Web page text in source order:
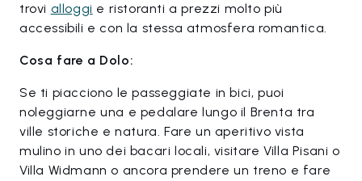
trovi alloggi e ristoranti a prezzi molto più
accessibili e con la stessa atmosfera romantica.
Cosa fare a Dolo:
Se ti piacciono le passeggiate in bici, puoi
noleggiarne una e pedalare lungo il Brenta tra
ville storiche e natura. Fare un aperitivo vista
mulino in uno dei bacari locali, visitare Villa Pisani o
Villa Widmann o ancora prendere un treno e fare